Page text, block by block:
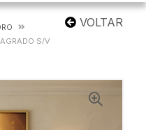
VOLTAR
S/V